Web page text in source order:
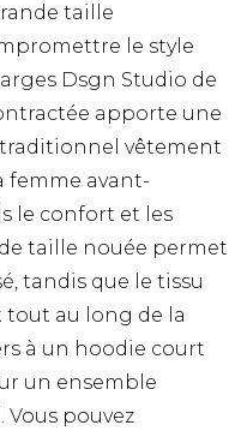
taille
le style
Dsgn Studio de
apporte une
vêtement
femme avant-
le confort et les
taille nouée permet
tandis que le tissu
au long de la
à un hoodie court
un ensemble
pouvez